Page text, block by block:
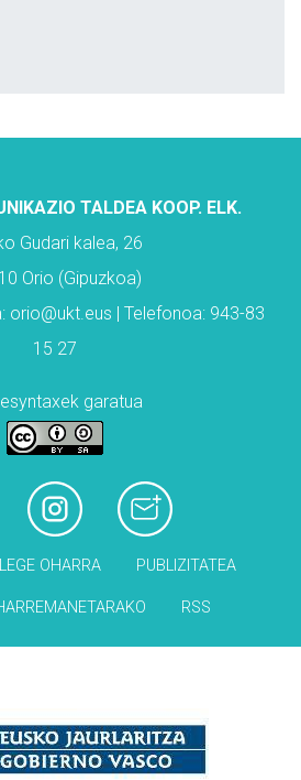
TALDEA KOOP. ELK.
Gudari kalea, 26
Orio (Gipuzkoa)
orio@ukt.eus | Telefonoa: 943-83
15 27
garatua
LEGE OHARRA PUBLIZITATEA
RSS